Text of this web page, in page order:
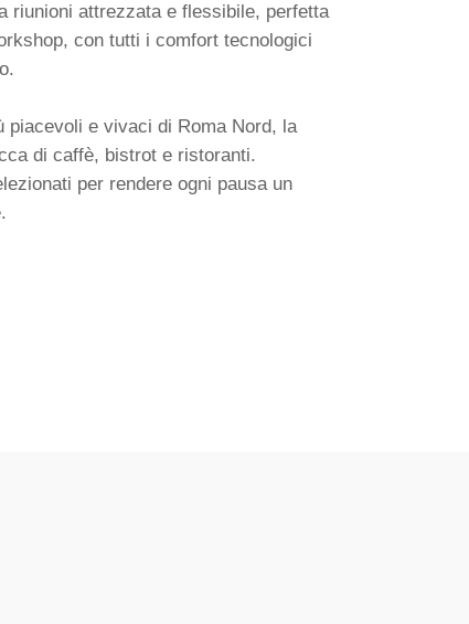
riunioni attrezzata e flessibile, perfetta
con tutti i comfort tecnologici
piacevoli e vivaci di Roma Nord, la
di caffè, bistrot e ristoranti.
per rendere ogni pausa un